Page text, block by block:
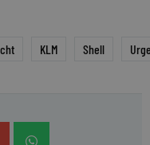
KLM Shell